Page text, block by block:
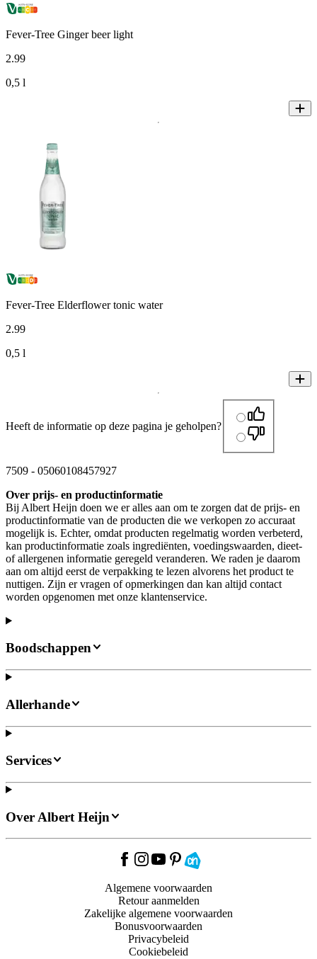
Fever-Tree Ginger beer light
2.99
0,5 l
Fever-Tree Elderflower tonic water
2.99
0,5 l
Heeft de informatie op deze pagina je geholpen?
7509 - 05060108457927
Over prijs- en productinformatie
Bij Albert Heijn doen we er alles aan om te zorgen dat de prijs- en
productinformatie van de producten die we verkopen zo accuraat
mogelijk is. Echter, omdat producten regelmatig worden verbeterd,
kan productinformatie zoals ingrediënten, voedingswaarden, dieet-
of allergenen informatie geregeld veranderen. We raden je daarom
aan om altijd eerst de verpakking te lezen alvorens het product te
nuttigen. Zijn er vragen of opmerkingen dan kan altijd contact
worden opgenomen met onze klantenservice.
Boodschappen
Allerhande
Services
Over Albert Heijn
Algemene voorwaarden
Retour aanmelden
Zakelijke algemene voorwaarden
Bonusvoorwaarden
Privacybeleid
Cookiebeleid